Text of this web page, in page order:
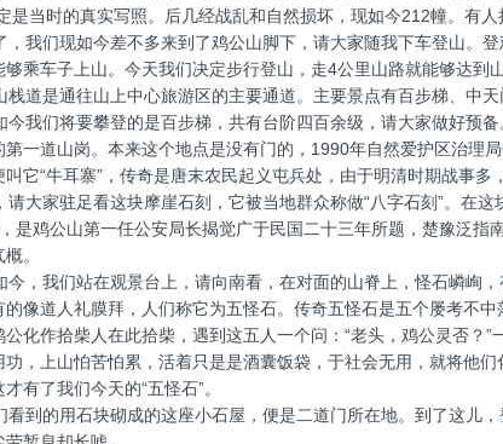
是当时的真实写照。后几经战乱和自然损坏，现如今212幢。有人
我们现如今差不多来到了鸡公山脚下，请大家随我下车登山。
够乘车子上山。今天我们决定步行登山，走4公里山路就能够达到
道是通往山上中心旅游区的主要通道。主要景点有百步梯、中
我们将要攀登的是百步梯，共有台阶四百余级，请大家做好预
第一道山岗。本来这个地点是没有门的，1990年自然爱护区治理
叫它“牛耳寨”，传奇是唐末农民起义屯兵处，由于明清时期战事多
大家驻足看这块摩崖石刻，它被当地群众称做“八字石刻”。在
是鸡公山第一任公安局长揭觉广于民国二十三年所题，楚豫泛
概。
，我们站在观景台上，请向南看，在对面的山脊上，怪石嶙峋
的像道人礼膜拜，人们称它为五怪石。传奇五怪石是五个屡考不
公化作拾柴人在此拾柴，遇到这五人一个问：“老头，鸡公灵否？
功，上山怕苦怕累，活着只是是酒囊饭袋，于社会无用，就将他
才有了我们今天的“五怪石”。
到的用石块砌成的这座小石屋，便是二道门所在地。到了这儿